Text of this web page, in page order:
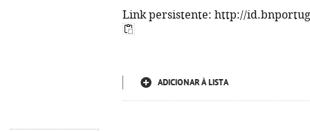
Link persistente: http://
ADICIONAR À LISTA